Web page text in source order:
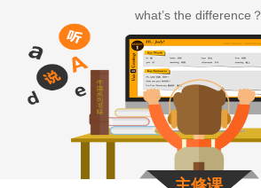
what’s the difference？